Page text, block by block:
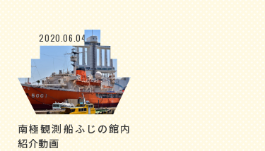
2020.06.04
南極観測船ふじの館内
紹介動画